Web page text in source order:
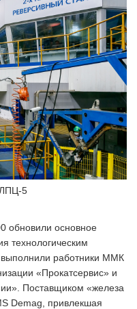
5
обновили основное
технологическим
работники ММК
«Прокатсервис» и
Поставщиком «железа
Demag, привлекшая